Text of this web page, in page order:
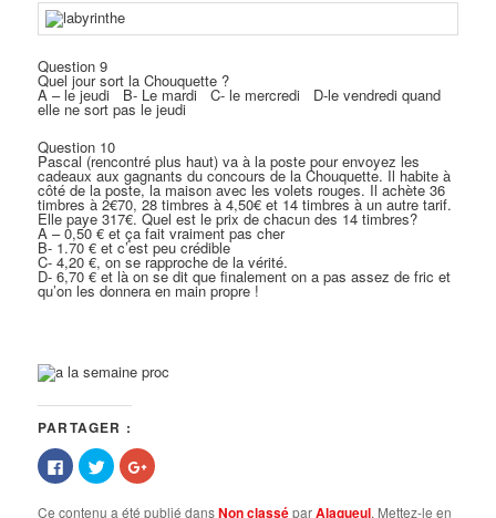
Question 9
Quel jour sort la Chouquette ?
A – le jeudi B- Le mardi C- le mercredi D-le vendredi quand
elle ne sort pas le jeudi
Question 10
Pascal (rencontré plus haut) va à la poste pour envoyez les
cadeaux aux gagnants du concours de la Chouquette. Il habite à
côté de la poste, la maison avec les volets rouges. Il achète 36
timbres à 2€70, 28 timbres à 4,50€ et 14 timbres à un autre tarif.
Elle paye 317€. Quel est le prix de chacun des 14 timbres?
A – 0,50 € et ça fait vraiment pas cher
B- 1.70 € et c’est peu crédible
C- 4,20 €, on se rapproche de la vérité.
D- 6,70 € et là on se dit que finalement on a pas assez de fric et
qu’on les donnera en main propre !
PARTAGER :
Cliquez
pour
partager
Cliquez
pour
partager
Cliquez
pour
Ce contenu a été publié dansNon classéparAlagueul. Mettez-le en